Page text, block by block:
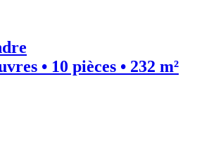
• 10 pièces • 232 m²